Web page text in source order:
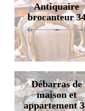
Antiquaire
brocanteur
Débarras de
maison et
appartement